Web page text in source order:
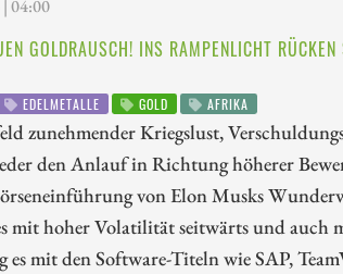
04:00
GOLDRAUSCH! INS RAMPENLICHT
EDELMETALLE GOLD AFRIKA
zunehmender Kriegslust,
den Anlauf in Richtung höherer
von Elon Musks
mit hoher Volatilität seitwärts und auch
mit den Software-Titeln wie SAP,